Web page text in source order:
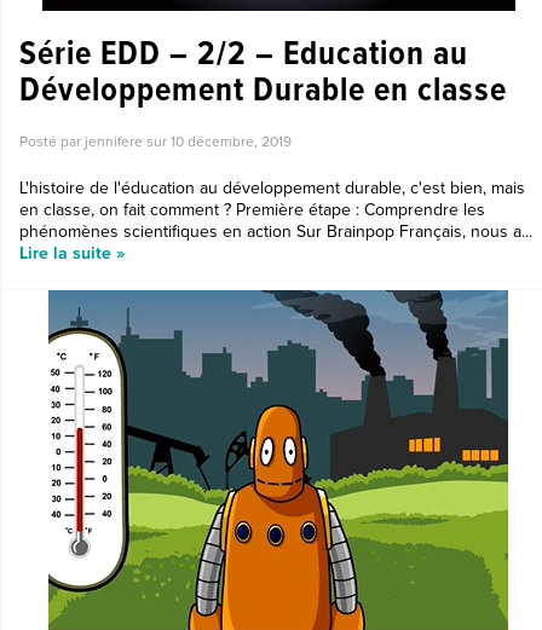
Série EDD – 2/2 – Education au
Développement Durable en classe
Posté par jennifere sur 10 décembre, 2019
L'histoire de l'éducation au développement durable, c'est bien, mais
en classe, on fait comment ? Première étape : Comprendre les
phénomènes scientifiques en action Sur Brainpop Français, nous a...
Lire la suite »